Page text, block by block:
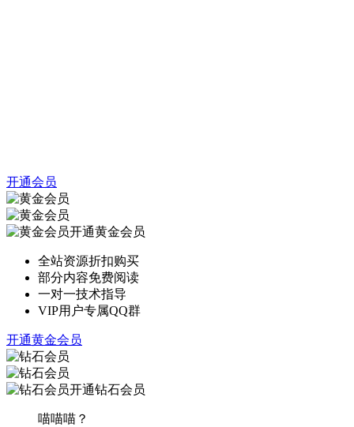
开通会员
开通黄金会员
全站资源折扣购买
部分内容免费阅读
一对一技术指导
VIP用户专属QQ群
开通黄金会员
开通钻石会员
喵喵喵？